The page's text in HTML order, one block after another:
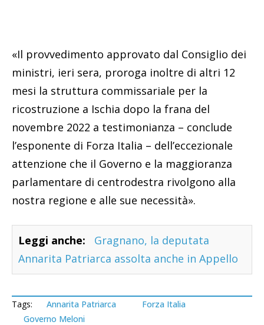
«Il provvedimento approvato dal Consiglio dei
ministri, ieri sera, proroga inoltre di altri 12
mesi la struttura commissariale per la
ricostruzione a Ischia dopo la frana del
novembre 2022 a testimonianza – conclude
l’esponente di Forza Italia – dell’eccezionale
attenzione che il Governo e la maggioranza
parlamentare di centrodestra rivolgono alla
nostra regione e alle sue necessità».
Leggi anche:
Gragnano, la deputata
Annarita Patriarca assolta anche in Appello
Tags: Annarita Patriarca
Forza Italia
Governo Meloni